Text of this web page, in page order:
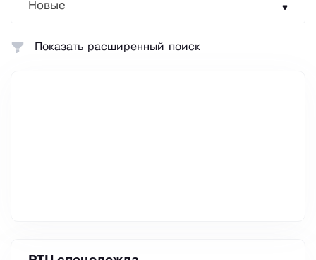
Новые
Показать расширенный поиск